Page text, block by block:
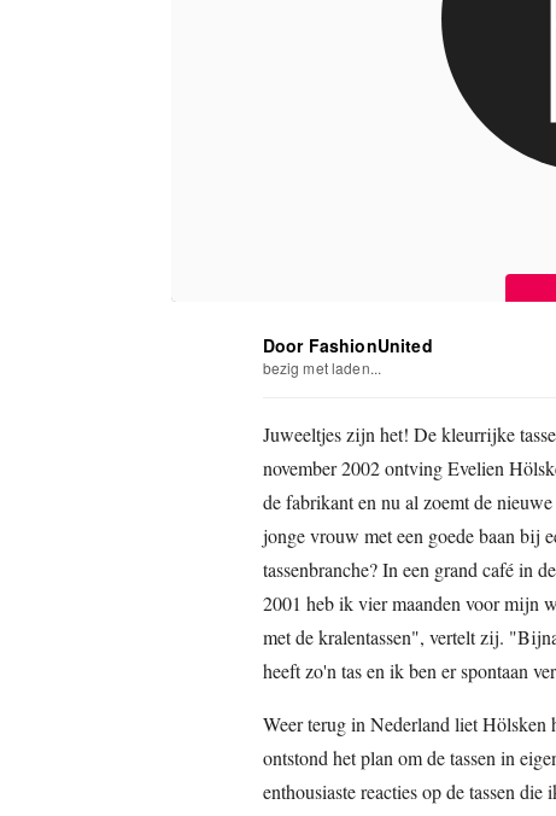
Door FashionUnited
bezig met laden...
Juweeltjes zijn het! De kleurrijke
november 2002 ontving Evelien
de fabrikant en nu al zoemt de
jonge vrouw met een goede baan bij
tassenbranche? In een grand café in
2001 heb ik vier maanden voor mijn
met de kralentassen", vertelt zij.
heeft zo'n tas en ik ben er spontaan
Weer terug in Nederland liet Hölsken
ontstond het plan om de tassen in
enthousiaste reacties op de tassen